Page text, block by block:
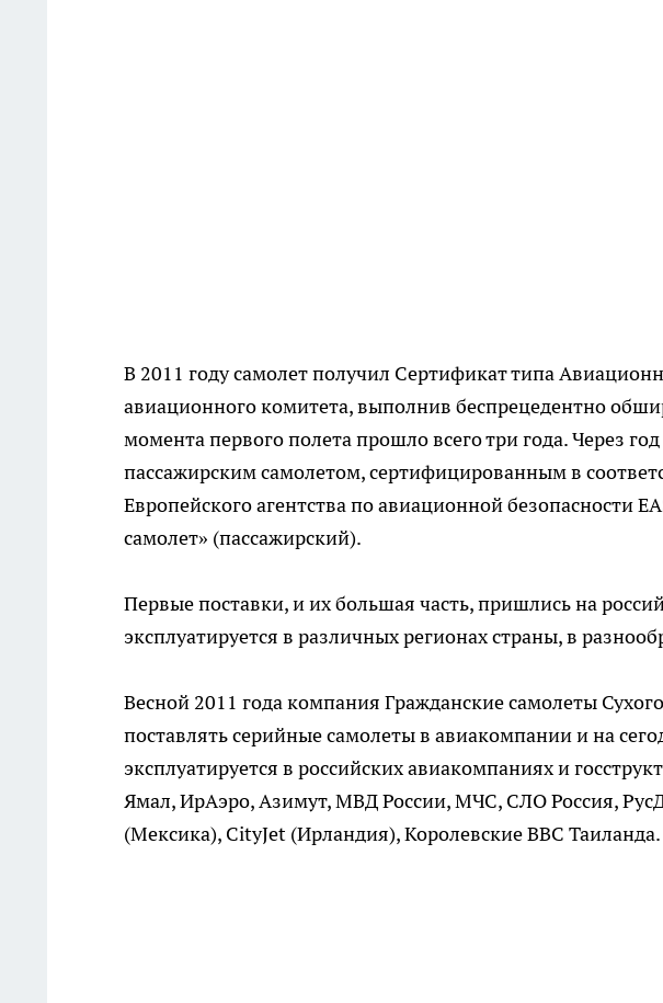
В 2011 году самолет получил Сертификат типа
авиационного комитета, выполнив беспрецедентно
момента первого полета прошло всего три года. Через
пассажирским самолетом, сертифицированным в
Европейского агентства по авиационной безопасности
самолет» (пассажирский).
Первые поставки, и их большая часть, пришлись на
эксплуатируется в различных регионах страны, в
Весной 2011 года компания Гражданские самолеты
поставлять серийные самолеты в авиакомпании и на
эксплуатируется в российских авиакомпаниях и
Ямал, ИрАэро, Азимут, МВД России, МЧС, СЛО Россия,
(Мексика), CityJet (Ирландия), Королевские ВВС Таиланда.